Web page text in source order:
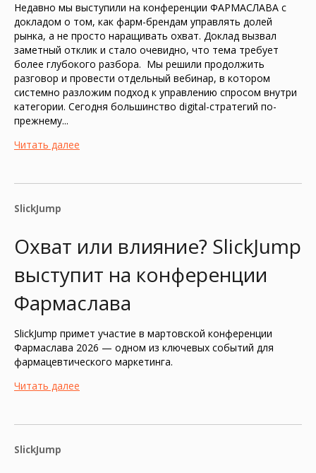
Недавно мы выступили на конференции ФАРМАСЛАВА с
докладом о том, как фарм-брендам управлять долей
рынка, а не просто наращивать охват. Доклад вызвал
заметный отклик и стало очевидно, что тема требует
более глубокого разбора. Мы решили продолжить
разговор и провести отдельный вебинар, в котором
системно разложим подход к управлению спросом внутри
категории. Сегодня большинство digital-стратегий по-
прежнему...
Читать далее
SlickJump
Охват или влияние? SlickJump
выступит на конференции
Фармаслава
SlickJump примет участие в мартовской конференции
Фармаслава 2026 — одном из ключевых событий для
фармацевтического маркетинга.
Читать далее
SlickJump